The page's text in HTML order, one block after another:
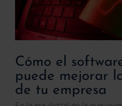
Cómo el
puede mejorar
de tu empresa